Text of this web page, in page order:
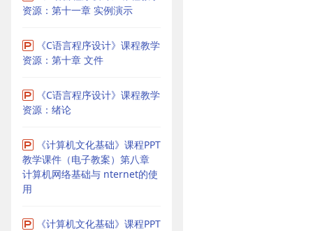
资源：第十一章 实例演示
《C语言程序设计》课程教学
资源：第十章 文件
《C语言程序设计》课程教学
资源：绪论
《计算机文化基础》课程PPT
教学课件（电子教案）第八章
计算机网络基础与 nternet的使
用
《计算机文化基础》课程PPT